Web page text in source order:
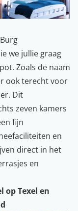
we jullie graag
Zoals de naam
ook terecht voor
Dit
zeven kamers
fijn
en
direct in het
en
op Texel en